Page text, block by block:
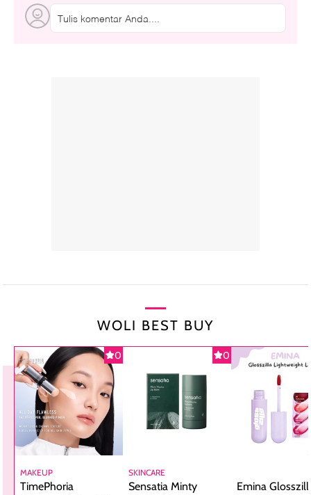
Tulis komentar Anda....
WOLI BEST BUY
0
MAKEUP
TimePhoria
0
SKINCARE
Sensatia Minty
Emina